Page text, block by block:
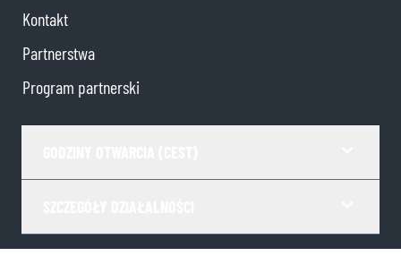
Kontakt
Partnerstwa
Program partnerski